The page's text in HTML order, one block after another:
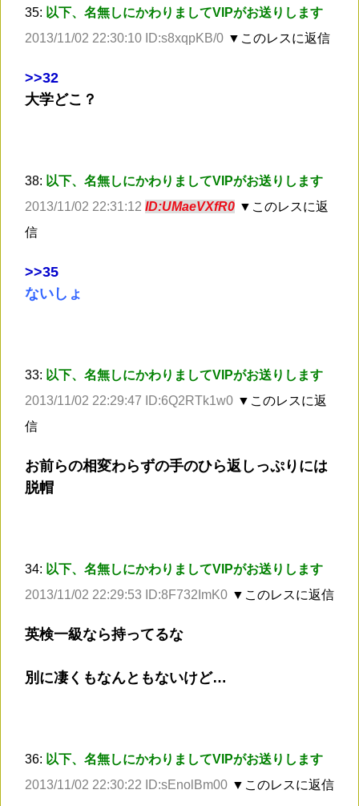
35: 以下、名無しにかわりましてVIPがお送りします
2013/11/02 22:30:10 ID:s8xqpKB/0 ▼このレスに返信
>>32
大学どこ？
38: 以下、名無しにかわりましてVIPがお送りします
2013/11/02 22:31:12 ID:UMaeVXfR0 ▼このレスに返
信
>>35
ないしょ
33: 以下、名無しにかわりましてVIPがお送りします
2013/11/02 22:29:47 ID:6Q2RTk1w0 ▼このレスに返
信
お前らの相変わらずの手のひら返しっぷりには
脱帽
34: 以下、名無しにかわりましてVIPがお送りします
2013/11/02 22:29:53 ID:8F732ImK0 ▼このレスに返信
英検一級なら持ってるな
別に凄くもなんともないけど…
36: 以下、名無しにかわりましてVIPがお送りします
2013/11/02 22:30:22 ID:sEnolBm00 ▼このレスに返信